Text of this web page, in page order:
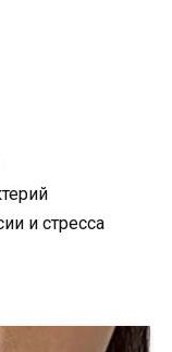
и стресса